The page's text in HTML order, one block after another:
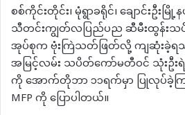
စစ်ကိုင်းတိုင်း၊ မုံရွာခရိုင်၊ ချောင်းဦးမ
သီတင်းကျွတ်လပြည်ပည ဆီမီးထွန်းသပိ
အုပ်စုက ဗုံးကြဲသတ်ဖြတ်လို့ ကျဆုံးခဲ့ရ
အမြင့်လမ်း သပိတ်ကော်မတီဝင် သုံးဦ
ကို အောက်တိုဘာ ၁၁ရက်မှာ ပြုလုပ်
MFP ကို ပြောပါတယ်။